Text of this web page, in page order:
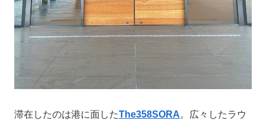
滞在したのは港に面したThe358SORA。広々したラウ